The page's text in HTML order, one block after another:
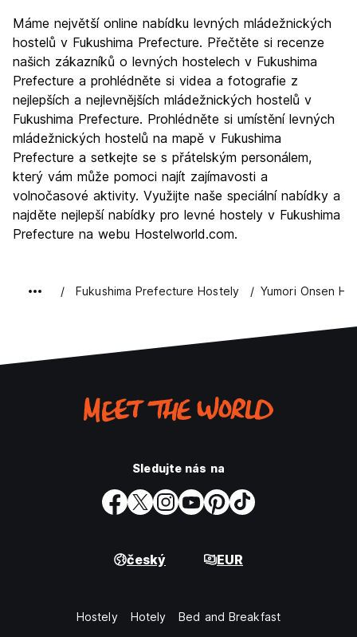
Máme největší online nabídku levných mládežnických
hostelů v Fukushima Prefecture. Přečtěte si recenze
našich zákazníků o levných hostelech v Fukushima
Prefecture a prohlédněte si videa a fotografie z
nejlepších a nejlevnějších mládežnických hostelů v
Fukushima Prefecture. Prohlédněte si umístění levných
mládežnických hostelů na mapě v Fukushima
Prefecture a setkejte se s přátelským personálem,
který vám může pomoci najít zajímavosti a
volnočasové aktivity. Využijte naše speciální nabídky a
najděte nejlepší nabídky pro levné hostely v Fukushima
Prefecture na webu Hostelworld.com.
Fukushima Prefecture Hostely Yumori Onsen
Sledujte nás na
český EUR
Hostely Hotely Bed and Breakfast